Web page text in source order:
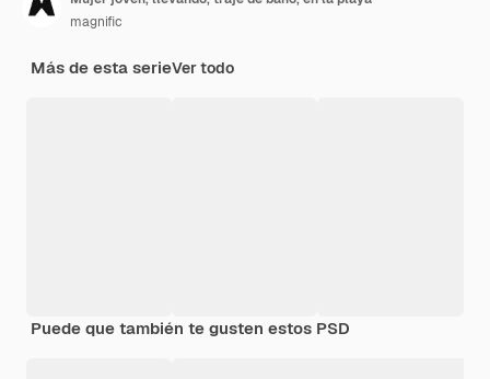
magnific
Más de esta serieVer todo
Puede que también te gusten estos PSD